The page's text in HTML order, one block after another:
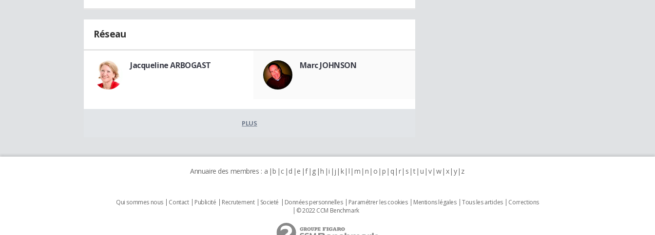
Réseau
Jacqueline ARBOGAST Marc JOHNSON
PLUS
Annuaire des membres : a b c d e f g h i j k l m n o p q r s t u v w x y z
Qui sommes nous Contact Publicité Recrutement Societé Données personnelles Paramétrer les cookies Mentions légales Tous les articles
Corrections
© 2022 CCM Benchmark